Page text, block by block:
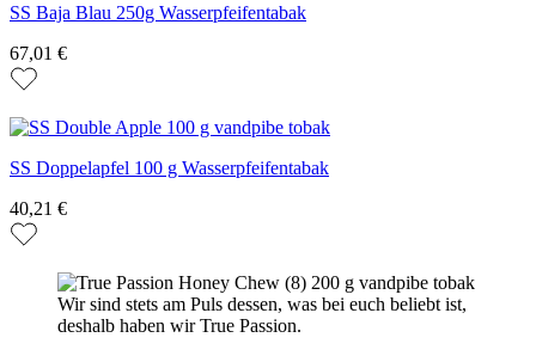
SS Baja Blau 250g Wasserpfeifentabak
67,01 €
SS Doppelapfel 100 g Wasserpfeifentabak
40,21 €
Wir sind stets am Puls dessen, was bei euch beliebt ist,
deshalb haben wir True Passion.